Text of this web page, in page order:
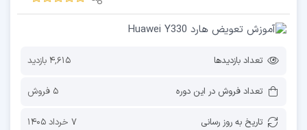
تعداد بازدیدها 4,615 بازدید
تعداد فروش در این دوره 5 فروش
تاریخ به روز رسانی 7 خرداد 1405